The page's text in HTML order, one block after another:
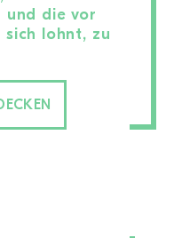
und die vor
sich lohnt, zu